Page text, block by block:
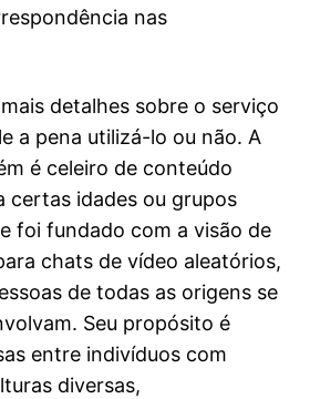
nas
detalhes sobre o serviço
a pena utilizá-lo ou não. A
é celeiro de conteúdo
certas idades ou grupos
foi fundado com a visão de
chats de vídeo aleatórios,
de todas as origens se
Seu propósito é
entre indivíduos com
diversas,